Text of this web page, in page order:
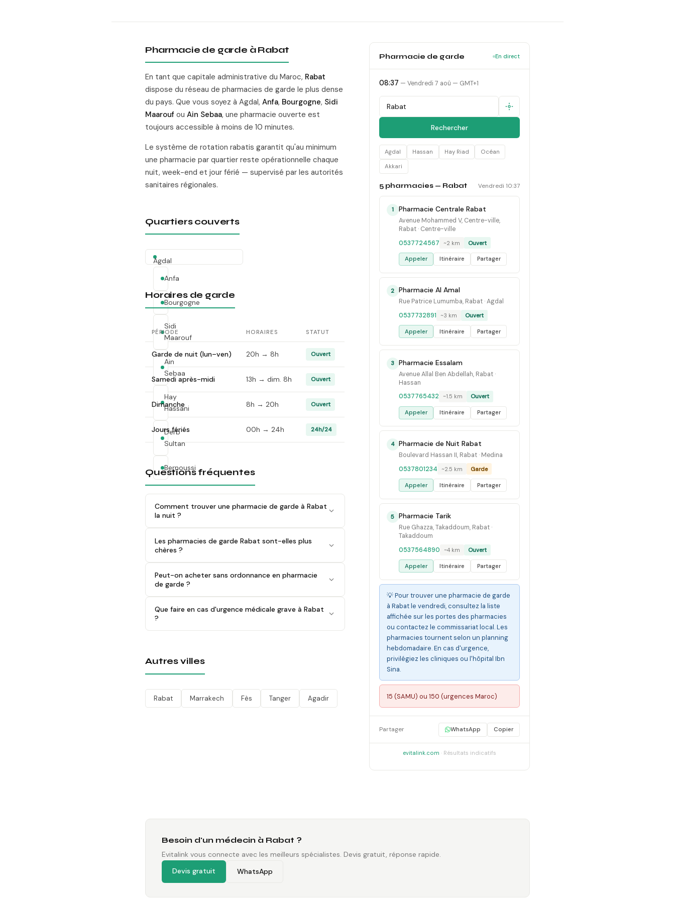
Pharmacie de garde à Rabat
En tant que capitale administrative du Maroc, Rabat
dispose du réseau de pharmacies de garde le plus dense
du pays. Que vous soyez àAgdal,Anfa, Bourgogne, Sidi
Maarouf ouAin Sebaa, une pharmacie ouverte est
toujours accessible à moins de 10 minutes.
Le système de rotation rabatis garantit qu'au minimum
une pharmacie par quartier reste opérationnelle chaque
nuit, week-end et jour férié — supervisé par les autorités
sanitaires régionales.
Quartiers couverts
Agdal
Anfa
Bourgogne
Sidi
Maarouf
Ain
Sebaa
Hay
Hassani
Derb
Sultan
Bernoussi
Horaires de garde
PÉRIODE HORAIRES STATUT
Garde de nuit (lun–ven) 20h → 8h Ouvert
Samedi après-midi 13h → dim. 8h Ouvert
Dimanche 8h → 20h Ouvert
Jours fériés 00h → 24h 24h/24
Questions fréquentes
Comment trouver une pharmacie de garde à Rabat
la nuit ?
Les pharmacies de garde Rabat sont-elles plus
chères ?
Peut-on acheter sans ordonnance en pharmacie
de garde ?
Que faire en cas d'urgence médicale grave à Rabat
?
Autres villes
Rabat Marrakech Fès Tanger Agadir
Pharmacie de garde En direct
08:37 — Vendredi 7 aoû — GMT+1
Rechercher
Agdal Hassan Hay Riad
Océan
Akkari
5 pharmacies — Rabat Vendredi 10:37
1 Pharmacie Centrale Rabat
Avenue Mohammed V, Centre-ville,
Rabat · Centre-ville
0537724567
~2 km Ouvert
Appeler Itinéraire Partager
2 Pharmacie Al Amal
Rue Patrice Lumumba, Rabat · Agdal
0537732891
~3 km Ouvert
Appeler Itinéraire Partager
3 Pharmacie Essalam
Avenue Allal Ben Abdellah, Rabat ·
Hassan
0537765432
~1.5 km Ouvert
Appeler Itinéraire Partager
4 Pharmacie de Nuit Rabat
Boulevard Hassan II, Rabat · Medina
0537801234
~2.5 km Garde
Appeler Itinéraire Partager
5 Pharmacie Tarik
Rue Ghazza, Takaddoum, Rabat ·
Takaddoum
0537564890
~4 km Ouvert
Appeler Itinéraire Partager
💡 Pour trouver une pharmacie de garde
à Rabat le vendredi, consultez la liste
affichée sur les portes des pharmacies
ou contactez le commissariat local. Les
pharmacies tournent selon un planning
hebdomadaire. En cas d'urgence,
privilégiez les cliniques ou l'hôpital Ibn
Sina.
15 (SAMU) ou 150 (urgences Maroc)
Partager WhatsApp Copier
evitalink.com · Résultats indicatifs
Besoin d'un médecin à Rabat ?
Evitalink vous connecte avec les meilleurs spécialistes. Devis gratuit, réponse rapide.
Devis gratuit
WhatsApp